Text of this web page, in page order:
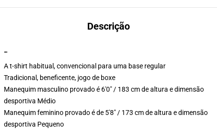
Descrição
""
A t-shirt habitual, convencional para uma base regular
Tradicional, beneficente, jogo de boxe
Manequim masculino provado é 6'0" / 183 cm de altura e dimensão
desportiva Médio
Manequim feminino provado é de 5'8" / 173 cm de altura e dimensão
desportiva Pequeno